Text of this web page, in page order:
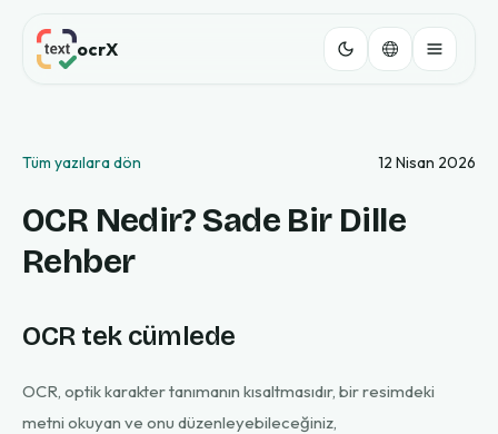
ocrX
Tüm yazılara dön 12 Nisan 2026
OCR Nedir? Sade Bir Dille
Rehber
OCR tek cümlede
OCR, optik karakter tanımanın kısaltmasıdır, bir resimdeki
metni okuyan ve onu düzenleyebileceğiniz,